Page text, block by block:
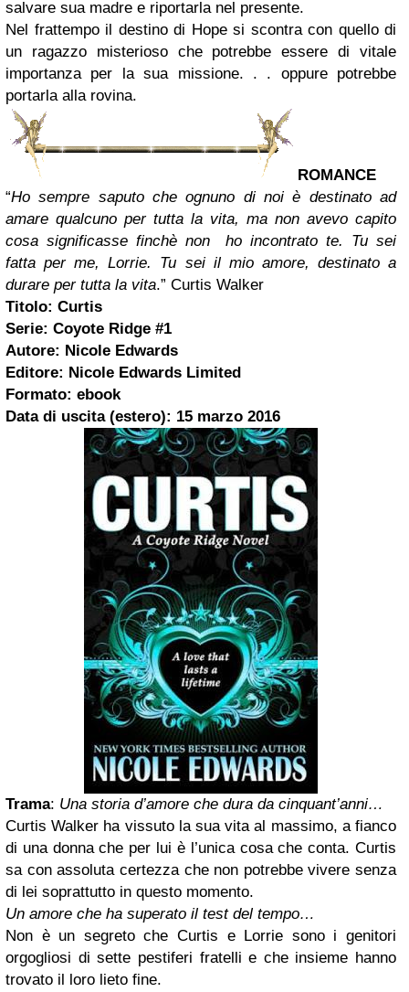
salvare sua madre e riportarla nel presente.
Nel frattempo il destino di Hope si scontra con quello di
un ragazzo misterioso che potrebbe essere di vitale
importanza per la sua missione. . . oppure potrebbe
portarla alla rovina.
ROMANCE
“Ho sempre saputo che ognuno di noi è destinato ad
amare qualcuno per tutta la vita, ma non avevo capito
cosa significasse finchè non ho incontrato te. Tu sei
fatta per me, Lorrie. Tu sei il mio amore, destinato a
durare per tutta la vita.” Curtis Walker
Titolo: Curtis
Serie: Coyote Ridge #1
Autore: Nicole Edwards
Editore: Nicole Edwards Limited
Formato: ebook
Data di uscita (estero): 15 marzo 2016
Trama: Una storia d’amore che dura da cinquant’anni…
Curtis Walker ha vissuto la sua vita al massimo, a fianco
di una donna che per lui è l’unica cosa che conta. Curtis
sa con assoluta certezza che non potrebbe vivere senza
di lei soprattutto in questo momento.
Un amore che ha superato il test del tempo…
Non è un segreto che Curtis e Lorrie sono i genitori
orgogliosi di sette pestiferi fratelli e che insieme hanno
trovato il loro lieto fine.